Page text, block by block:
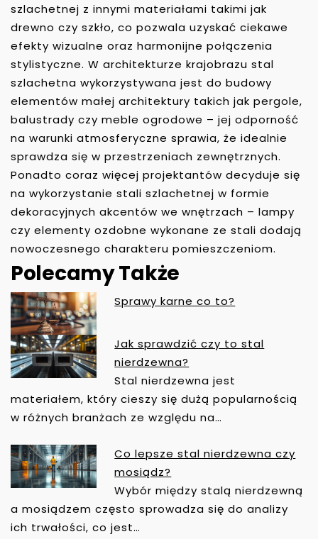
szlachetnej z innymi materiałami takimi jak
drewno czy szkło, co pozwala uzyskać ciekawe
efekty wizualne oraz harmonijne połączenia
stylistyczne. W architekturze krajobrazu stal
szlachetna wykorzystywana jest do budowy
elementów małej architektury takich jak pergole,
balustrady czy meble ogrodowe – jej odporność
na warunki atmosferyczne sprawia, że idealnie
sprawdza się w przestrzeniach zewnętrznych.
Ponadto coraz więcej projektantów decyduje się
na wykorzystanie stali szlachetnej w formie
dekoracyjnych akcentów we wnętrzach – lampy
czy elementy ozdobne wykonane ze stali dodają
nowoczesnego charakteru pomieszczeniom.
Polecamy Także
Sprawy karne co to?
Jak sprawdzić czy to stal
nierdzewna?
Stal nierdzewna jest
materiałem, który cieszy się dużą popularnością
w różnych branżach ze względu na…
Co lepsze stal nierdzewna czy
mosiądz?
Wybór między stalą nierdzewną
a mosiądzem często sprowadza się do analizy
ich trwałości, co jest…
N
A
W
I
A
C
J
A
W
P
S